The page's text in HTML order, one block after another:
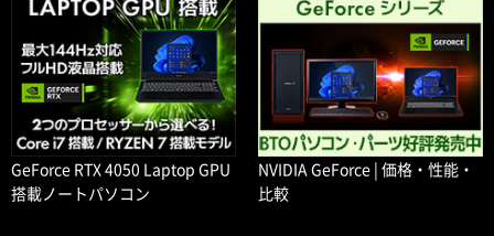
GeForce RTX 4050 Laptop GPU
搭載ノートパソコン
NVIDIA GeForce | 価格・性能・
比較